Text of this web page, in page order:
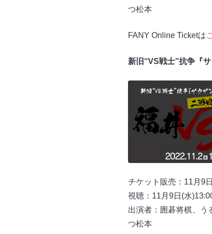
つ松本
FANY Online Ticketは
新旧“VS戦士”抗争『
チケット販売：11月9
視聴：11月9日(水
出演者：囲碁将棋、う
つ松本